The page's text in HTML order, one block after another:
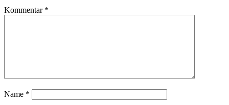
Kommentar *
Name *